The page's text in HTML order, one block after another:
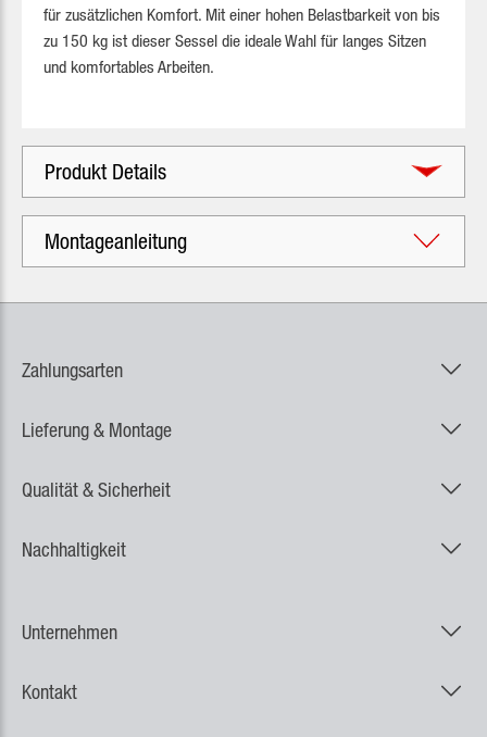
für zusätzlichen Komfort. Mit einer hohen Belastbarkeit von bis
zu 150 kg ist dieser Sessel die ideale Wahl für langes Sitzen
und komfortables Arbeiten.
Produkt Details
Montageanleitung
Zahlungsarten
Lieferung & Montage
Qualität & Sicherheit
Nachhaltigkeit
Unternehmen
Kontakt